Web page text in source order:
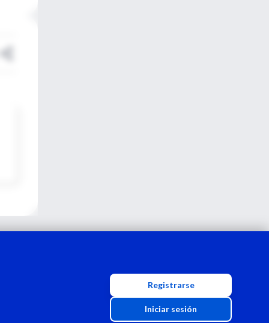
Registrarse
Iniciar sesión